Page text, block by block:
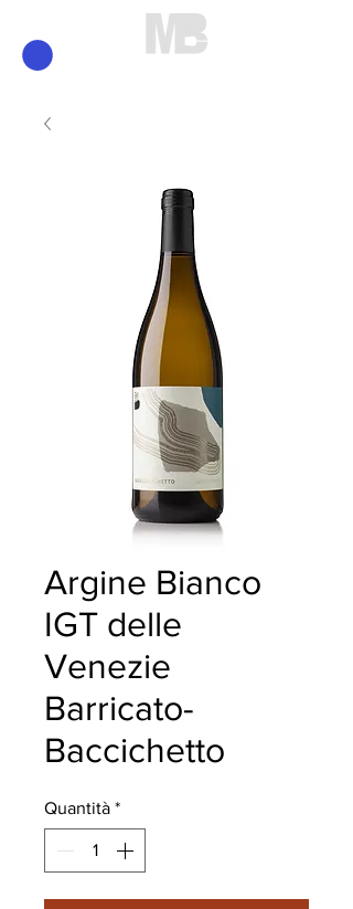
Argine Bianco
IGT delle
Venezie
Barricato-
Baccichetto
Quantità *